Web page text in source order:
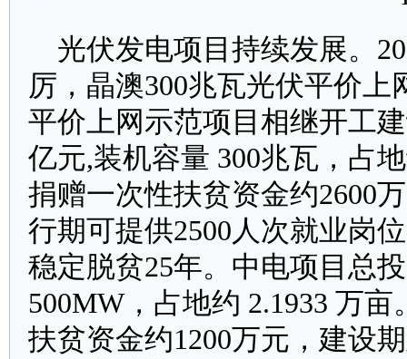
光伏发电项目持续发展。
厉，晶澳300兆瓦光伏平价
平价上网示范项目相继开工
亿元,装机容量 300兆瓦，占
捐赠一次性扶贫资金约2600
行期可提供2500人次就业岗
稳定脱贫25年。中电项目总
500MW，占地约 2.1933 万
扶贫资金约1200万元，建设